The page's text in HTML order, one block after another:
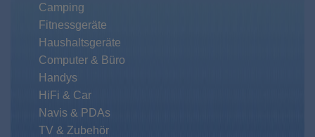
Camping
Fitnessgeräte
Haushaltsgeräte
Computer & Büro
Handys
HiFi & Car
Navis & PDAs
TV & Zubehör